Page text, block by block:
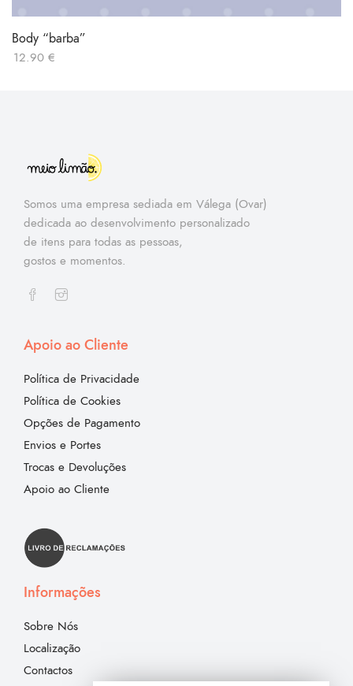
Body “barba”
12.90 €
Somos uma empresa sediada em Válega (Ovar)
dedicada ao desenvolvimento personalizado
de itens para todas as pessoas,
gostos e momentos.
Apoio ao Cliente
Política de Privacidade
Política de Cookies
Opções de Pagamento
Envios e Portes
Trocas e Devoluções
Apoio ao Cliente
Informações
Sobre Nós
Localização
Contactos